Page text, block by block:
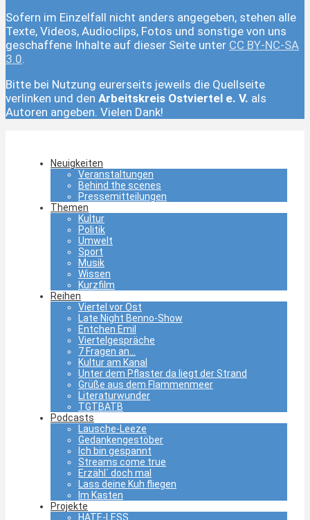
Sofern im Einzelfall nicht anders angegeben, stehen alle
Texte, Videos, Audioclips, Fotos und sonstige von uns
geschaffene Inhalte auf dieser Seite unter CC BY-NC-SA
3.0.
Bitte bei Nutzung eurerseits jeweils die Quellseite
verlinken und den Arbeitskreis Ostviertel e. V. als
Autoren angeben. Vielen Dank!
Neuigkeiten
Veranstaltungen
Behind the scenes
Pressemitteilungen
Themen
Kultur
Politik
Umwelt
Sport
Musik
Wissen
Kurzfilm
Reihen
Viertel vor Ost
Late Night Benno-Show
Entchen Emil
Viertelgespräche
7 Fragen an…
Kultur am Kanal
Unter dem Pflaster da liegt der Strand
Grüße aus dem Flammenmeer
Literaturwunder
TGTBATB
Podcasts
Lausche-Leeze
Gedankengestöber
Ich bin gespannt
Streams come true
Erzähl´ doch mal
Lass deine Kuh fliegen
Im Kasten
Projekte
HATE-LESS